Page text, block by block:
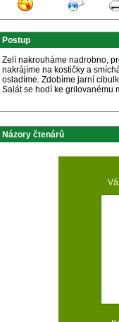
Postup
Zelí nakrouháme nadrobno,
nakrájíme na kostičky a
osladíme. Zdobíme jarní
Salát se hodí ke grilovanému
Názory čtenárů